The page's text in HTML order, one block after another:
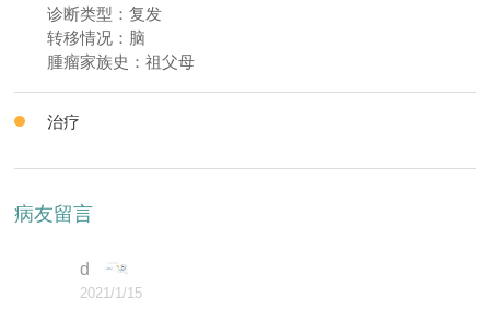
诊断类型：复发
转移情况：脑
腫瘤家族史：祖父母
治疗
病友留言
d
2021/1/15